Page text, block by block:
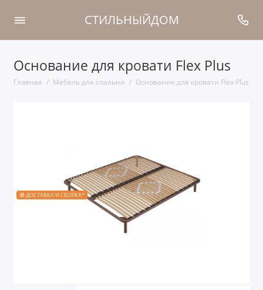
СТИЛЬНЫЙДОМ
Основание для кровати Flex Plus
Главная Мебель для спальни Основание для кровати Flex Plus
🎁 ДОСТАВКА И СБОРКА*